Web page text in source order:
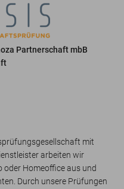
Partnerschaft mbB
mit
arbeiten wir
Homeoffice aus und
Durch unsere Prüfungen